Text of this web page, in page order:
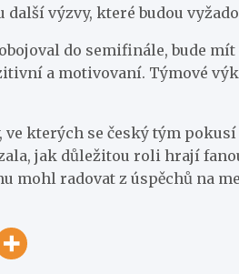
další výzvy, které budou
do semifinále, bude
a motivovaní. Týmové
ve kterých se český tým
jak důležitou roli hrají
mohl radovat z úspěchů na